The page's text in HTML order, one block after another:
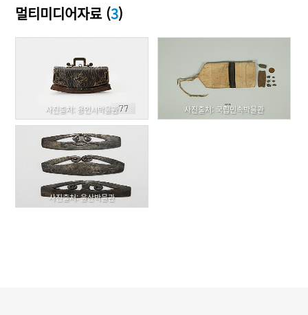
멀티미디어자료 (3)
사진출처: 용인시박물관 사진출처: 국립민속박물관
사진출처: 울산박물관